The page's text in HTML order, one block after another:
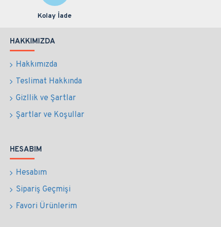
Kolay İade
HAKKIMIZDA
Hakkımızda
Teslimat Hakkında
Gizllik ve Şartlar
Şartlar ve Koşullar
HESABIM
Hesabım
Sipariş Geçmişi
Favori Ürünlerim